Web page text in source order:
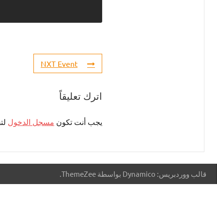
NXT Event
اترك تعليقاً
يجب أنت تكون مسجل الدخول
قالب ووردبريس: Dynamico بواسطة ThemeZee.